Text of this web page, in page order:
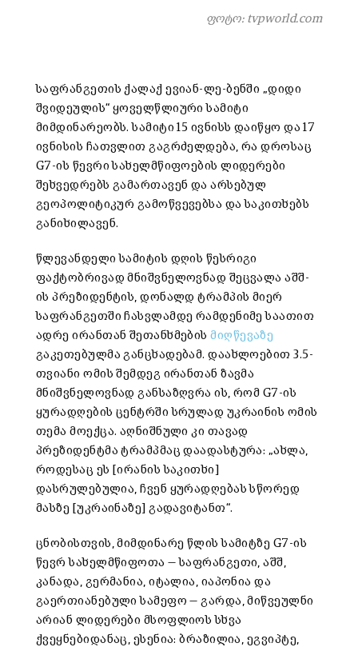
ფოტო: tvpworld.com
საფრანგეთის ქალაქ ევიან-ლე-ბენში „დიდი
შვიდეულის“ ყოველწლიური სამიტი
მიმდინარეობს. სამიტი 15 ივნისს დაიწყო და 17
ივნისის ჩათვლით გაგრძელდება, რა დროსაც
G7-ის წევრი სახელმწიფოების ლიდერები
შეხვედრებს გამართავენ და არსებულ
გეოპოლიტიკურ გამოწვევებსა და საკითხებს
განიხილავენ.
წლევანდელი სამიტის დღის წესრიგი
ფაქტობრივად მნიშვნელოვნად შეცვალა აშშ-
ის პრეზიდენტის, დონალდ ტრამპის მიერ
საფრანგეთში ჩასვლამდე რამდენიმე საათით
ადრე ირანთან შეთანხმებისმიღწევაზე
გაკეთებულმა განცხადებამ. დაახლოებით 3.5-
თვიანი ომის შემდეგ ირანთან ზავმა
მნიშვნელოვნად განსაზღვრა ის, რომ G7-ის
ყურადღების ცენტრში სრულად უკრაინის ომის
თემა მოექცა. აღნიშნული კი თავად
პრეზიდენტმა ტრამპმაც დაადასტურა: „ახლა,
როდესაც ეს [ირანის საკითხი]
დასრულებულია, ჩვენ ყურადღებას სწორედ
მასზე [უკრაინაზე] გადავიტანთ“.
ცნობისთვის, მიმდინარე წლის სამიტზე G7-ის
წევრ სახელმწიფოთა — საფრანგეთი, აშშ,
კანადა, გერმანია, იტალია, იაპონია და
გაერთიანებული სამეფო — გარდა, მიწვეულნი
არიან ლიდერები მსოფლიოს სხვა
ქვეყნებიდანაც, ესენია: ბრაზილია, ეგვიპტე,